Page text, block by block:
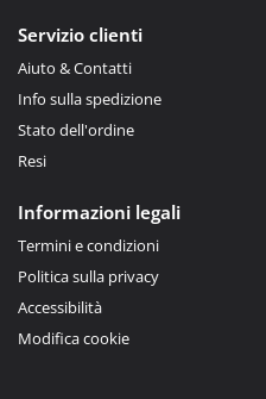
Servizio clienti
Aiuto & Contatti
Info sulla spedizione
Stato dell'ordine
Resi
Informazioni legali
Termini e condizioni
Politica sulla privacy
Accessibilità
Modifica cookie